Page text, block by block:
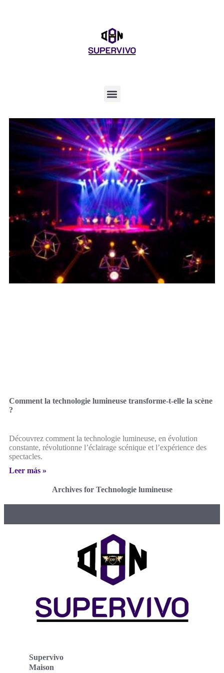
Comment la technologie lumineuse transforme-t-elle la scène
?
Découvrez comment la technologie lumineuse, en évolution
constante, révolutionne l’éclairage scénique et l’expérience des
spectacles.
Leer más »
Archives for Technologie lumineuse
Supervivo
Maison